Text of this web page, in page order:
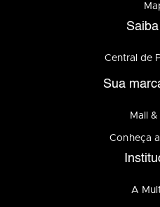
Central de
Sua
Mall &
Conheça
A